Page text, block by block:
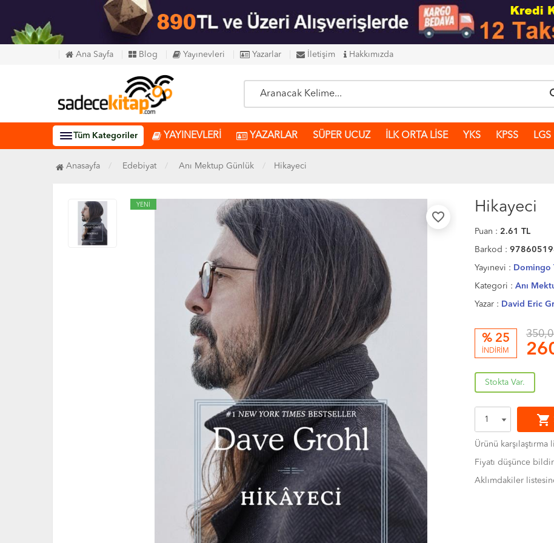
Ana Sayfa Blog Yayınevleri Yazarlar İletişim Hakkımızda
Tüm Kategoriler YAYINEVLERİ YAZARLAR SÜPER UCUZ İLK ORTA LİSE YKS KPSS LGS
Anasayfa Edebiyat Anı Mektup Günlük Hikayeci
YENİ
favorite_border
Hikayeci
Puan : 2.61 TL
Barkod :
Yayınevi : Domingo
Kategori : Anı
Yazar : David Eric
% 25
İNDİRİM
Stokta Var.
shopping_cart
Ürünü
Fiyatı düşünce bildir
Aklımdakiler